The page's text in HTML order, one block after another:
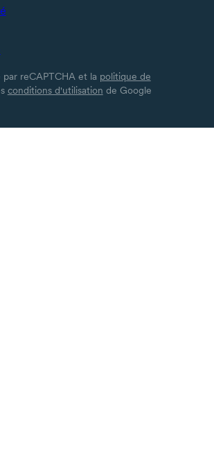
reCAPTCHA et la politique de
conditions d'utilisation de Google